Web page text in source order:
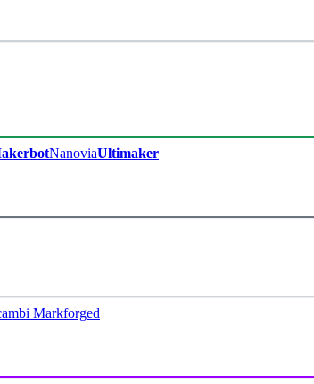
NanoviaUltimaker​
Markforged